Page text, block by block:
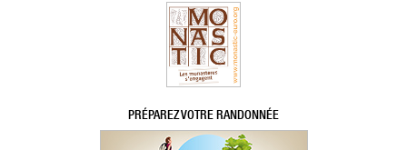
PRÉPAREZ VOTRE RANDONNÉE